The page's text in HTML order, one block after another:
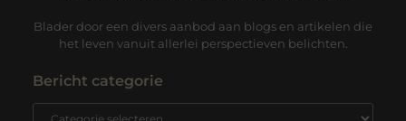
Blader door een divers aanbod aan blogs en artikelen die
het leven vanuit allerlei perspectieven belichten.
Bericht categorie